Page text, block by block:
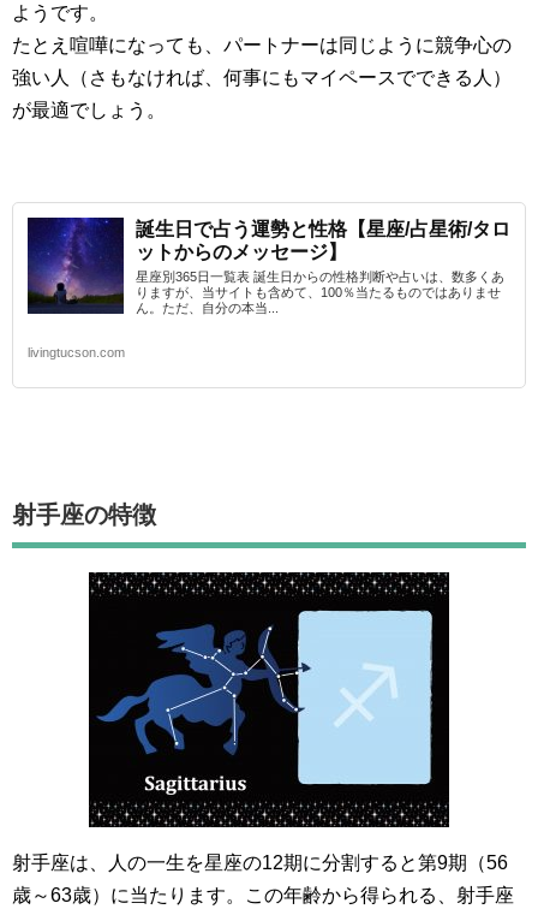
ようです。
たとえ喧嘩になっても、パートナーは同じように競争心の
強い人（さもなければ、何事にもマイペースでできる人）
が最適でしょう。
誕生日で占う運勢と性格【星座/占星術/タロ
ットからのメッセージ】
星座別365日一覧表 誕生日からの性格判断や占いは、数多くあ
りますが、当サイトも含めて、100％当たるものではありませ
ん。ただ、自分の本当...
livingtucson.com
射手座の特徴
射手座は、人の一生を星座の12期に分割すると第9期（56
歳～63歳）に当たります。この年齢から得られる、射手座